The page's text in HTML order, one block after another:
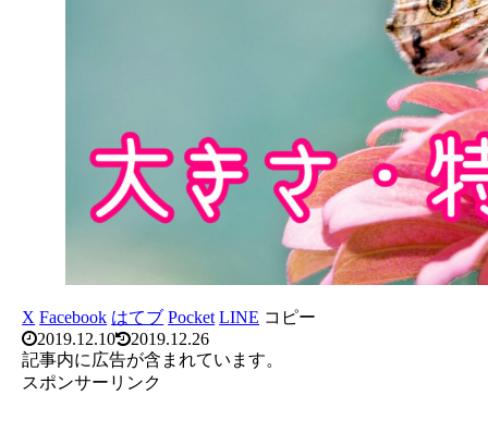
X Facebook はてブ Pocket LINE コピー
2019.12.10
2019.12.26
記事内に広告が含まれています。
スポンサーリンク